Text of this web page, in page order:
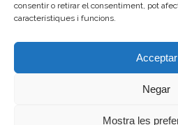
consentir o retirar el consentiment, pot
característiques i funcions.
Acceptar
Negar
Mostra les
08009
93 487 03